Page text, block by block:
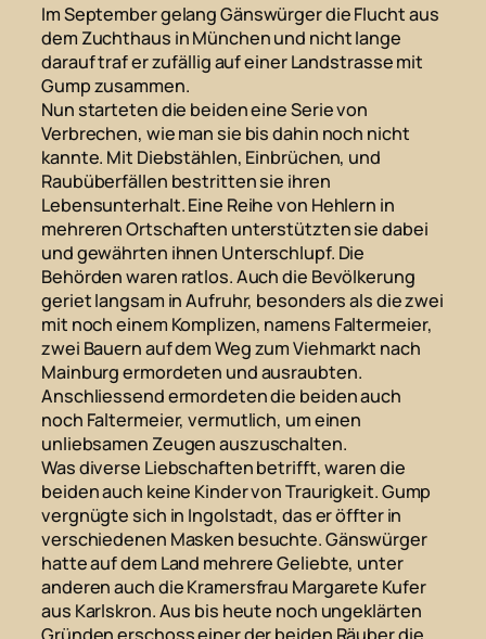
Im September gelang Gänswürger die Flucht aus
dem Zuchthaus in München und nicht lange
darauf traf er zufällig auf einer Landstrasse mit
Gump zusammen.
Nun starteten die beiden eine Serie von
Verbrechen, wie man sie bis dahin noch nicht
kannte. Mit Diebstählen, Einbrüchen, und
Raubüberfällen bestritten sie ihren
Lebensunterhalt. Eine Reihe von Hehlern in
mehreren Ortschaften unterstützten sie dabei
und gewährten ihnen Unterschlupf. Die
Behörden waren ratlos. Auch die Bevölkerung
geriet langsam in Aufruhr, besonders als die zwei
mit noch einem Komplizen, namens Faltermeier,
zwei Bauern auf dem Weg zum Viehmarkt nach
Mainburg ermordeten und ausraubten.
Anschliessend ermordeten die beiden auch
noch Faltermeier, vermutlich, um einen
unliebsamen Zeugen auszuschalten.
Was diverse Liebschaften betrifft, waren die
beiden auch keine Kinder von Traurigkeit. Gump
vergnügte sich in Ingolstadt, das er öffter in
verschiedenen Masken besuchte. Gänswürger
hatte auf dem Land mehrere Geliebte, unter
anderen auch die Kramersfrau Margarete Kufer
aus Karlskron. Aus bis heute noch ungeklärten
Gründen erschoss einer der beiden Räuber die